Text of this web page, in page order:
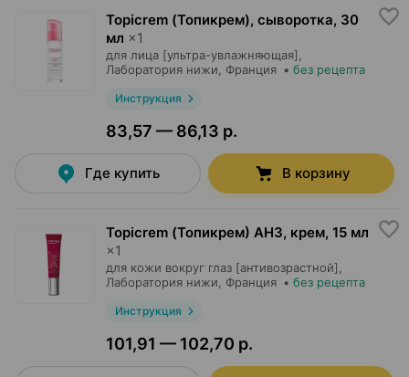
Topicrem (Топикрем), сыворотка, 30
мл ×1
для лица [ультра-увлажняющая],
Лаборатория нижи , Франция • без рецепта
Инструкция
83,57 — 86,13 р.
Где купить В корзину
Topicrem (Топикрем) AH3, крем, 15 мл
×1
для кожи вокруг глаз [антивозрастной],
Лаборатория нижи , Франция • без рецепта
Инструкция
101,91 — 102,70 р.